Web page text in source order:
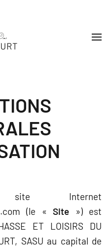
Internet
(le «Site
») est
ET LOISIRS DU
SASU au capital de